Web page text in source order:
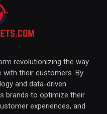
revolutionizing the way
with their customers. By
and data-driven
brands to optimize their
experiences, and